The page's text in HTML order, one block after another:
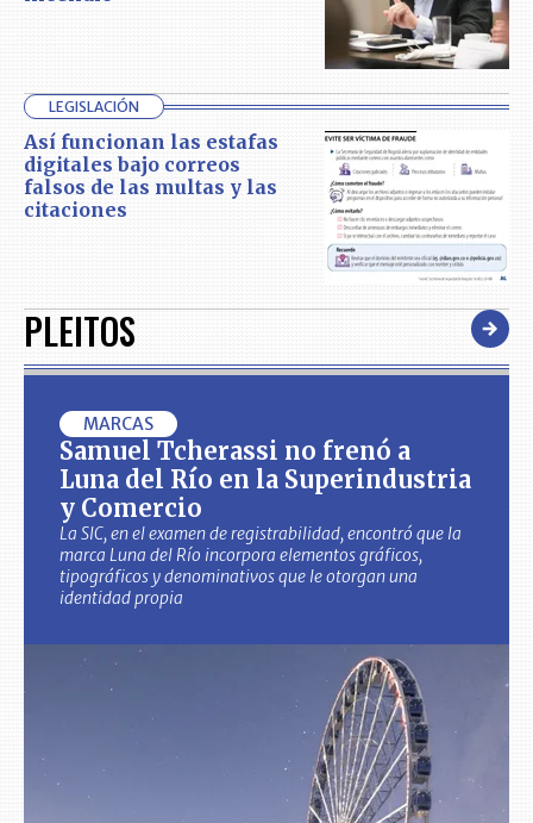
LEGISLACIÓN
Así funcionan las estafas
digitales bajo correos
falsos de las multas y las
citaciones
PLEITOS
MARCAS
Samuel Tcherassi no frenó a
Luna del Río en la Superindustria
y Comercio
La SIC, en el examen de registrabilidad, encontró que la
marca Luna del Río incorpora elementos gráficos,
tipográficos y denominativos que le otorgan una
identidad propia